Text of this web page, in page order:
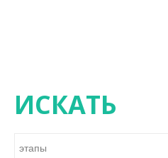
Исторические науки
Философские науки
ИСКАТЬ